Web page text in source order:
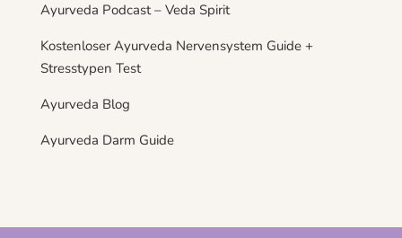
Ayurveda Podcast – Veda Spirit
Kostenloser Ayurveda Nervensystem Guide +
Stresstypen Test
Ayurveda Blog
Ayurveda Darm Guide